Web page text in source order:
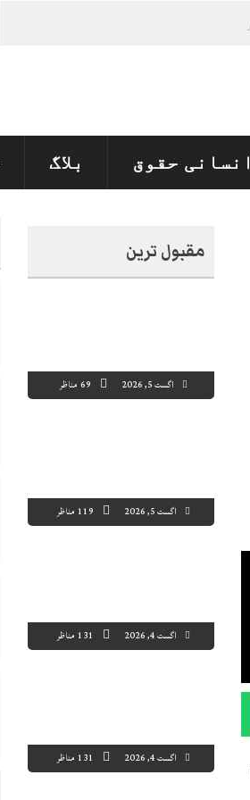
انسانی حقوق بلاگ
مقبول ترین
اگست 5, 2026 69 مناظر
اگست 5, 2026 119 مناظر
اگست 4, 2026 131 مناظر
اگست 4, 2026 131 مناظر